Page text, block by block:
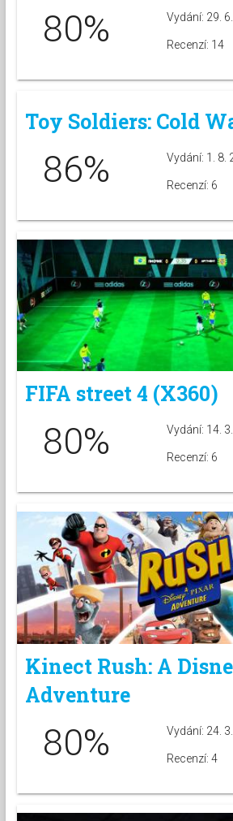
80% Vydání: 29.
Recenzí: 14
Toy Soldiers: Cold
86% Vydání: 1. 8.
Recenzí: 6
FIFA street 4 (X360)
80% Vydání: 14.
Recenzí: 6
Kinect Rush: A
Adventure
80% Vydání: 24.
Recenzí: 4